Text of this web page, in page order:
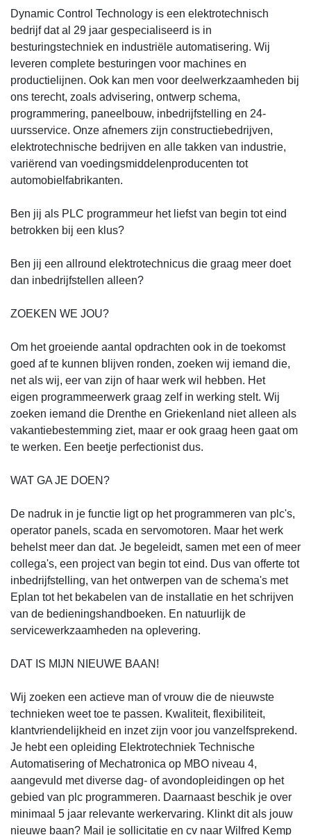
Dynamic Control Technology is een elektrotechnisch
bedrijf dat al 29 jaar gespecialiseerd is in
besturingstechniek en industriële automatisering. Wij
leveren complete besturingen voor machines en
productielijnen. Ook kan men voor deelwerkzaamheden bij
ons terecht, zoals advisering, ontwerp schema,
programmering, paneelbouw, inbedrijfstelling en 24-
uursservice. Onze afnemers zijn constructiebedrijven,
elektrotechnische bedrijven en alle takken van industrie,
variërend van voedingsmiddelenproducenten tot
automobielfabrikanten.
Ben jij als PLC programmeur het liefst van begin tot eind
betrokken bij een klus?
Ben jij een allround elektrotechnicus die graag meer doet
dan inbedrijfstellen alleen?
ZOEKEN WE JOU?
Om het groeiende aantal opdrachten ook in de toekomst
goed af te kunnen blijven ronden, zoeken wij iemand die,
net als wij, eer van zijn of haar werk wil hebben. Het
eigen programmeerwerk graag zelf in werking stelt. Wij
zoeken iemand die Drenthe en Griekenland niet alleen als
vakantiebestemming ziet, maar er ook graag heen gaat om
te werken. Een beetje perfectionist dus.
WAT GA JE DOEN?
De nadruk in je functie ligt op het programmeren van plc's,
operator panels, scada en servomotoren. Maar het werk
behelst meer dan dat. Je begeleidt, samen met een of meer
collega's, een project van begin tot eind. Dus van offerte tot
inbedrijfstelling, van het ontwerpen van de schema's met
Eplan tot het bekabelen van de installatie en het schrijven
van de bedieningshandboeken. En natuurlijk de
servicewerkzaamheden na oplevering.
DAT IS MIJN NIEUWE BAAN!
Wij zoeken een actieve man of vrouw die de nieuwste
technieken weet toe te passen. Kwaliteit, flexibiliteit,
klantvriendelijkheid en inzet zijn voor jou vanzelfsprekend.
Je hebt een opleiding Elektrotechniek Technische
Automatisering of Mechatronica op MBO niveau 4,
aangevuld met diverse dag- of avondopleidingen op het
gebied van plc programmeren. Daarnaast beschik je over
minimaal 5 jaar relevante werkervaring. Klinkt dit als jouw
nieuwe baan? Mail je sollicitatie en cv naar Wilfred Kemp